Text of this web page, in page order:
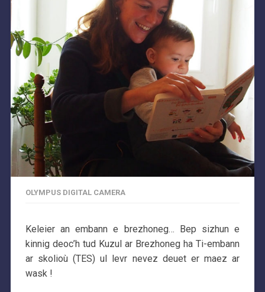
OLYMPUS DIGITAL CAMERA
Keleier an embann e brezhoneg… Bep sizhun e
kinnig deoc’h tud Kuzul ar Brezhoneg ha Ti-embann
ar skolioù (TES) ul levr nevez deuet er maez ar
wask !